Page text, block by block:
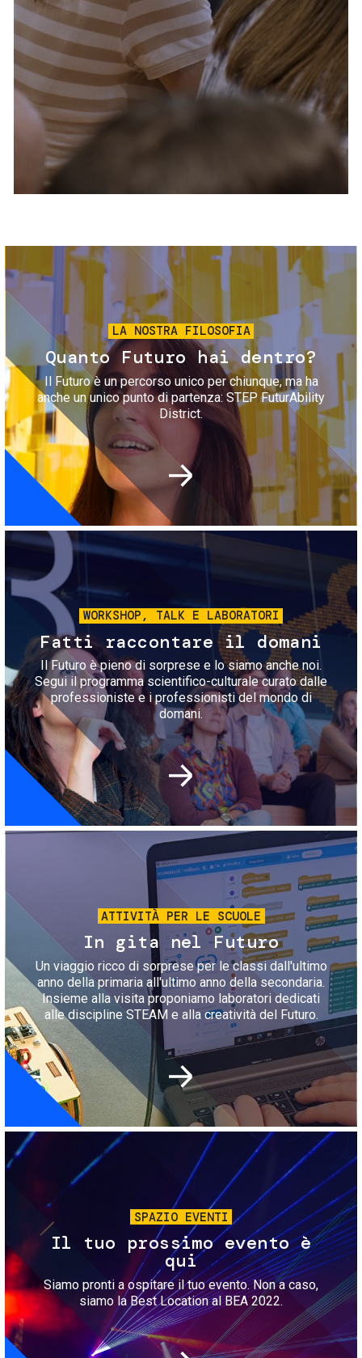
Servizi e accessibilità
Contatti
FAQ
Biglietti
Immagine
LA NOSTRA FILOSOFIA
Quanto Futuro hai dentro?
Il Futuro è un percorso unico per chiunque, ma ha
anche un unico punto di partenza: STEP FuturAbility
District.
Immagine
WORKSHOP, TALK E LABORATORI
Fatti raccontare il domani
Il Futuro è pieno di sorprese e lo siamo anche noi.
Segui il programma scientifico-culturale curato dalle
professioniste e i professionisti del mondo di
domani.
Immagine
ATTIVITÀ PER LE SCUOLE
In gita nel Futuro
Un viaggio ricco di sorprese per le classi dall'ultimo
anno della primaria all'ultimo anno della secondaria.
Insieme alla visita proponiamo laboratori dedicati
alle discipline STEAM e alla creatività del Futuro.
Immagine
SPAZIO EVENTI
Il tuo prossimo evento è
qui
Siamo pronti a ospitare il tuo evento. Non a caso,
siamo la Best Location al BEA 2022.